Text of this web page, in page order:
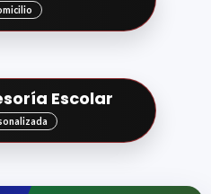
Escolar